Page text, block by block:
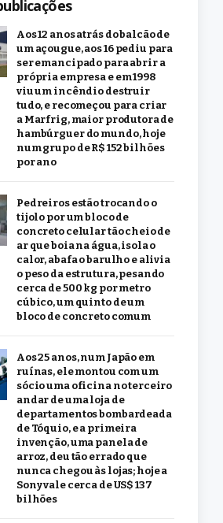
Aos 12 anos atrás do balcão de
um açougue, aos 16 pediu para
ser emancipado para abrir a
própria empresa e em 1998
viu um incêndio destruir
tudo, e recomeçou para criar
a Marfrig, maior produtora de
hambúrguer do mundo, hoje
num grupo de R$ 152 bilhões
por ano
Pedreiros estão trocando o
tijolo por um bloco de
concreto celular tão cheio de
ar que boia na água, isola o
calor, abafa o barulho e alivia
o peso da estrutura, pesando
cerca de 500 kg por metro
cúbico, um quinto de um
bloco de concreto comum
Aos 25 anos, num Japão em
ruínas, ele montou com um
sócio uma oficina no terceiro
andar de uma loja de
departamentos bombardeada
de Tóquio, e a primeira
invenção, uma panela de
arroz, deu tão errado que
nunca chegou às lojas; hoje a
Sony vale cerca de US$ 137
bilhões